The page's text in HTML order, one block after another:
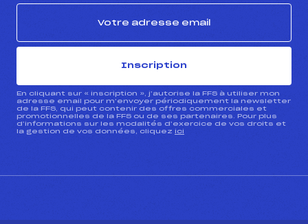
Inscription
En cliquant sur « inscription », j’autorise la FFS à utiliser mon
adresse email pour m’envoyer périodiquement la newsletter
de la FFS, qui peut contenir des offres commerciales et
promotionnelles de la FFS ou de ses partenaires. Pour plus
d’informations sur les modalités d’exercice de vos droits et
la gestion de vos données, cliquez ici